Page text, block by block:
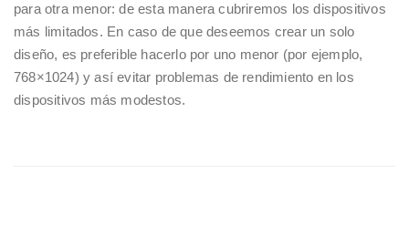
para otra menor: de esta manera cubriremos los dispositivos
más limitados. En caso de que deseemos crear un solo
diseño, es preferible hacerlo por uno menor (por ejemplo,
768×1024) y así evitar problemas de rendimiento en los
dispositivos más modestos.